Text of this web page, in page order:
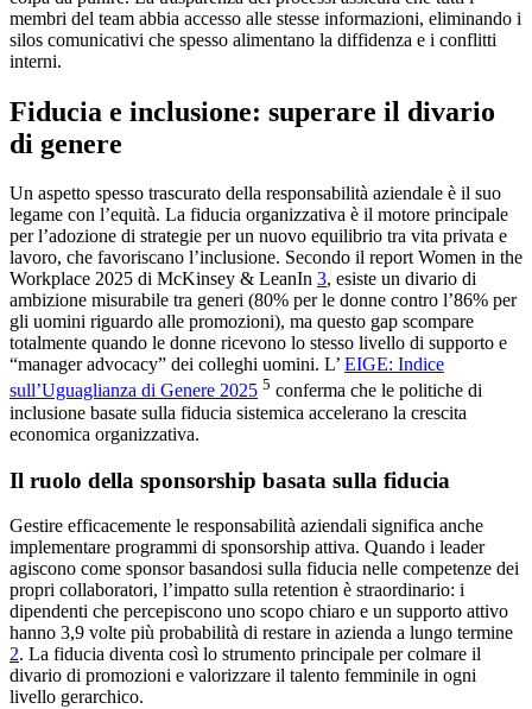
membri del team abbia accesso alle stesse informazioni, eliminando i
silos comunicativi che spesso alimentano la diffidenza e i conflitti
interni.
Fiducia e inclusione: superare il divario
di genere
Un aspetto spesso trascurato della responsabilità aziendale è il suo
legame con l’equità. La fiducia organizzativa è il motore principale
per l’adozione di strategie per un nuovo equilibrio tra vita privata e
lavoro, che favoriscano l’inclusione. Secondo il report Women in the
Workplace 2025 di McKinsey & LeanIn 3, esiste un divario di
ambizione misurabile tra generi (80% per le donne contro l’86% per
gli uomini riguardo alle promozioni), ma questo gap scompare
totalmente quando le donne ricevono lo stesso livello di supporto e
“manager advocacy” dei colleghi uomini. L’ EIGE: Indice
sull’Uguaglianza di Genere 2025 5 conferma che le politiche di
inclusione basate sulla fiducia sistemica accelerano la crescita
economica organizzativa.
Il ruolo della sponsorship basata sulla fiducia
Gestire efficacemente le responsabilità aziendali significa anche
implementare programmi di sponsorship attiva. Quando i leader
agiscono come sponsor basandosi sulla fiducia nelle competenze dei
propri collaboratori, l’impatto sulla retention è straordinario: i
dipendenti che percepiscono uno scopo chiaro e un supporto attivo
hanno 3,9 volte più probabilità di restare in azienda a lungo termine
2. La fiducia diventa così lo strumento principale per colmare il
divario di promozioni e valorizzare il talento femminile in ogni
livello gerarchico.